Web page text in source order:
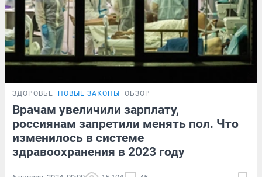
ЗДОРОВЬЕ НОВЫЕ ЗАКОНЫ ОБЗОР
Врачам увеличили зарплату,
россиянам запретили менять пол. Что
изменилось в системе
здравоохранения в 2023 году